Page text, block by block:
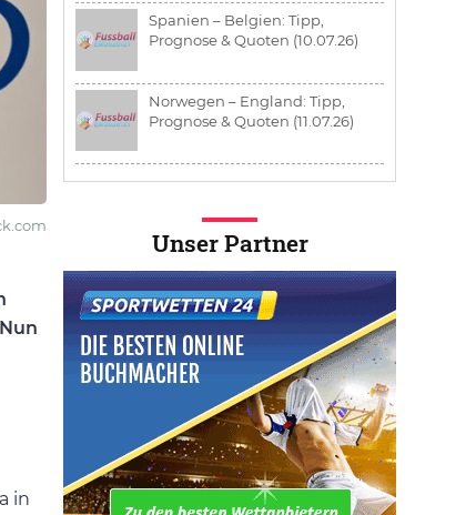
in
Spanien – Belgien: Tipp,
Prognose & Quoten (10.07.26)
Norwegen – England: Tipp,
Prognose & Quoten (11.07.26)
Unser Partner